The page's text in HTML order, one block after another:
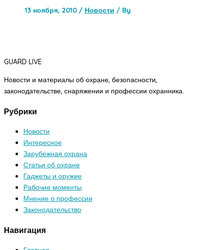
13 ноября, 2010 / Новости / By
GUARD LIVE
Новости и материалы об охране, безопасности,
законодательстве, снаряжении и профессии охранника.
Рубрики
Новости
Интересное
Зарубежная охрана
Статьи об охране
Гаджеты и оружие
Рабочие моменты
Мнение о профессии
Законодательство
Навигация